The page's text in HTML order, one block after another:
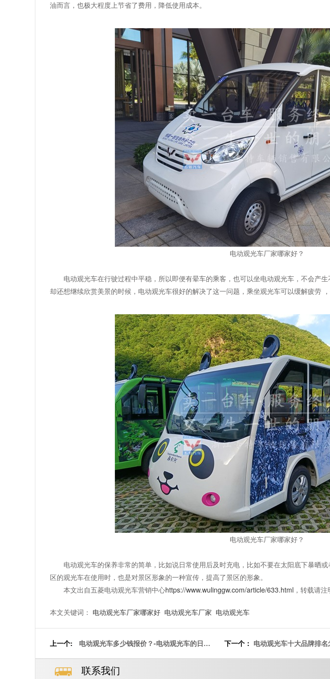
油而言，也极大程度上节省了费用，降低使用成本。
电动观光车厂家哪家好？
电动观光车在行驶过程中平稳，所以即便有晕车的乘客，也可以坐电动观光车，不会产
却还想继续欣赏美景的时候，电动观光车很好的解决了这一问题，乘坐观光车可以缓解疲劳 ，
电动观光车厂家哪家好？
电动观光车的保养非常的简单，比如说日常使用后及时充电，比如不要在太阳底下暴晒
区的观光车在使用时，也是对景区形象的一种宣传，提高了景区的形象。
本文出自五菱电动观光车营销中心https://www.wulinggw.com/article/633.html ，转载请
本文关键词： 电动观光车厂家哪家好 电动观光车厂家 电动观光车
上一个:
电动观光车多少钱报价？-电动观光车的日常
下一个： 电动观光车十大品牌排
联系我们